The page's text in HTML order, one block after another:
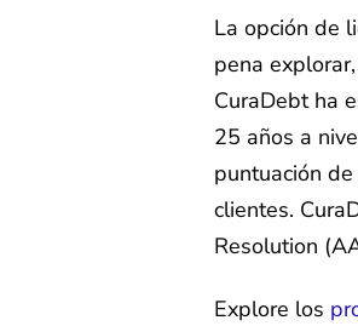
La opción de
pena
CuraDebt ha
25 años a
puntuación
clientes.
Resolution
Explore los